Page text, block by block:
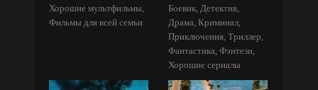
Хорошие мультфильмы,
Фильмы для всей семьи
Боевик, Детектив,
Драма, Криминал,
Приключения, Триллер,
Фантастика, Фэнтези,
Хорошие сериалы